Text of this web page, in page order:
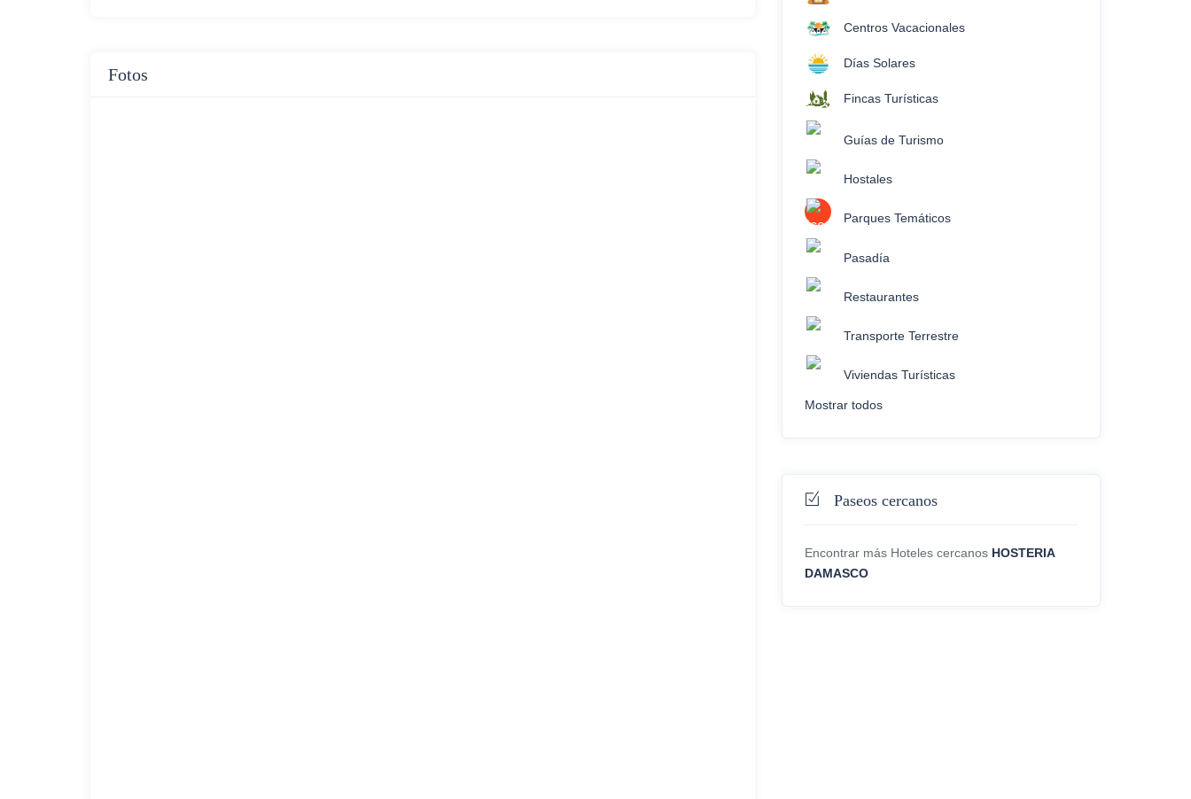
Fotos
Centros Vacacionales
Días Solares
Fincas Turísticas
Guías de Turismo
Hostales
Parques Temáticos
Pasadía
Restaurantes
Transporte Terrestre
Viviendas Turísticas
Mostrar todos
Paseos cercanos
Encontrar más Hoteles cercanos HOSTERIA
DAMASCO